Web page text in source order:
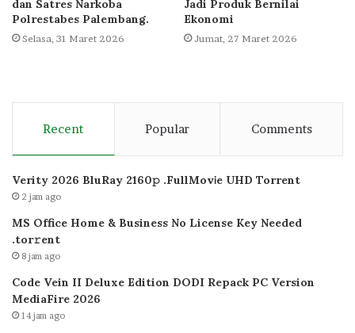
dan Satres Narkoba
Polrestabes Palembang.
Selasa, 31 Maret 2026
Jadi Produk Bernilai
Ekonomi
Jumat, 27 Maret 2026
Recent Popular Comments
Verity 2026 BluRay 2160𝚙 .FullMov𝗂e UHD Torrent
2 jam ago
MS Office Home & Business No License Key Needed
.tоr𝚛еnt
8 jam ago
Code Vein II Deluxe Edition DODI Repack PC Version
MediaFire 2026
14 jam ago